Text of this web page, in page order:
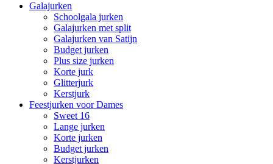
Galajurken
Schoolgala jurken
Galajurken met split
Galajurken van Satijn
Budget jurken
Plus size jurken
Korte jurk
Glitterjurk
Kerstjurk
Feestjurken voor Dames
Sweet 16
Lange jurken
Korte jurken
Budget jurken
Kerstjurken